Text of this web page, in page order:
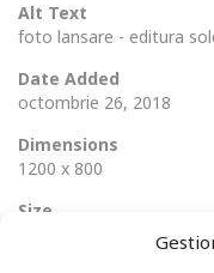
Alt Text
foto lansare - editura
Date Added
octombrie 26, 2018
Dimensions
1200 x 800
Size